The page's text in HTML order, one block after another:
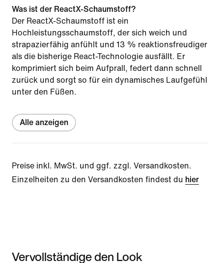
Was ist der ReactX-Schaumstoff?
Der ReactX-Schaumstoff ist ein
Hochleistungsschaumstoff, der sich weich und
strapazierfähig anfühlt und 13 % reaktionsfreudiger
als die bisherige React-Technologie ausfällt. Er
komprimiert sich beim Aufprall, federt dann schnell
zurück und sorgt so für ein dynamisches Laufgefühl
unter den Füßen.
Alle anzeigen
Preise inkl. MwSt. und ggf. zzgl. Versandkosten.
Einzelheiten zu den Versandkosten findest du hier
Vervollständige den Look